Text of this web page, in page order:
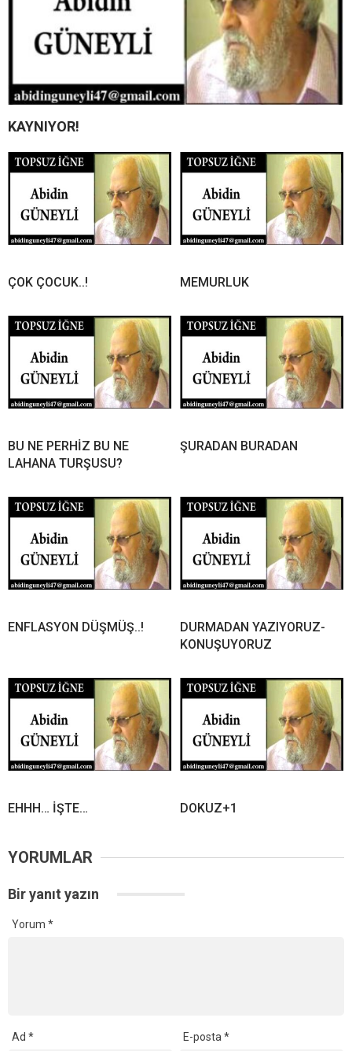
KAYNIYOR!
ÇOK ÇOCUK..! MEMURLUK
BU NE PERHİZ BU NE
LAHANA TURŞUSU?
ŞURADAN BURADAN
ENFLASYON DÜŞMÜŞ..!
DURMADAN YAZIYORUZ-
KONUŞUYORUZ
EHHH… İŞTE… DOKUZ+1
YORUMLAR
Bir yanıt yazın
Yorum *
Ad * E-posta*